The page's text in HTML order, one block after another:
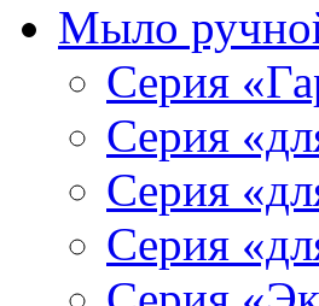
Мыло
Серия
Серия
Серия
Серия